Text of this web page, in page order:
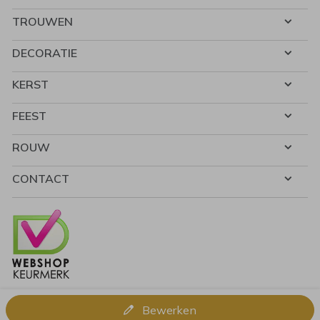
Bewerken
TROUWEN
DECORATIE
KERST
FEEST
ROUW
CONTACT